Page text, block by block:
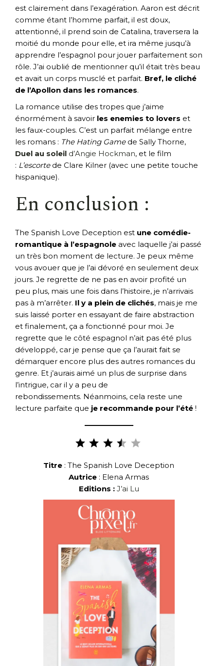
est clairement dans l’exagération. Aaron est décrit
comme étant l’homme parfait, il est doux,
attentionné, il prend soin de Catalina, traversera la
moitié du monde pour elle, et ira même jusqu’à
apprendre l’espagnol pour jouer parfaitement son
rôle. J’ai oublié de mentionner qu’il était très beau
et avait un corps musclé et parfait. Bref, le cliché
de l’Apollon dans les romances.
La romance utilise des tropes que j’aime
énormément à savoir les enemies to lovers et
les faux-couples. C’est un parfait mélange entre
les romans : The Hating Gamede Sally Thorne,
Duel au soleil d’Angie Hockman, et le film
: L’escortede Clare Kilner (avec une petite touche
hispanique).
En conclusion :
The Spanish Love Deception est une comédie-
romantique à l’espagnole avec laquelle j’ai passé
un très bon moment de lecture. Je peux même
vous avouer que je l’ai dévoré en seulement deux
jours. Je regrette de ne pas en avoir profité un
peu plus, mais une fois dans l’histoire, je n’arrivais
pas à m’arrêter. Il y a plein de clichés, mais je me
suis laissé porter en essayant de faire abstraction
et finalement, ça a fonctionné pour moi. Je
regrette que le côté espagnol n’ait pas été plus
développé, car je pense que ça l’aurait fait se
démarquer encore plus des autres romances du
genre. Et j’aurais aimé un plus de surprise dans
l’intrigue, car il y a peu de
rebondissements. Néanmoins, cela reste une
lecture parfaite que je recommande pour l’été !
Titre : The Spanish Love Deception
Autrice : Elena Armas
Editions : J’ai Lu